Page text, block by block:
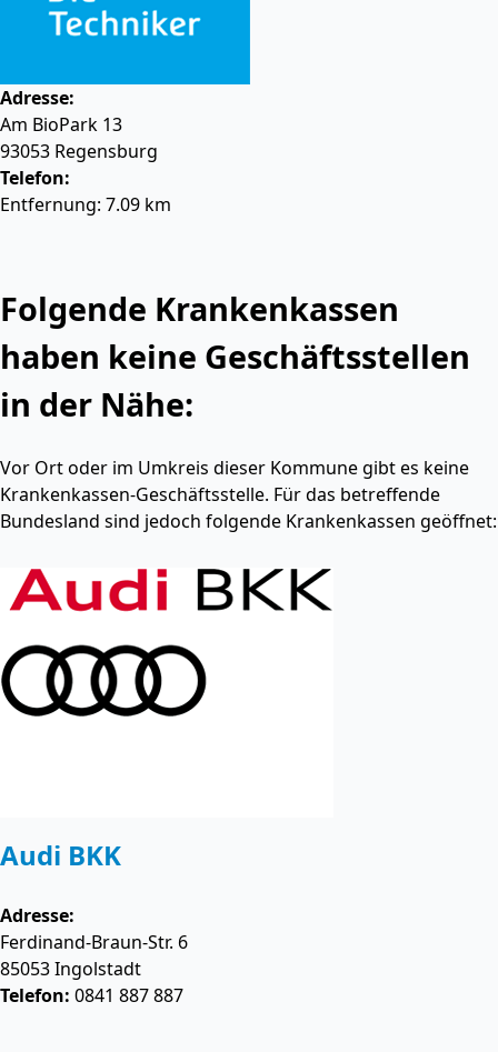
Adresse:
Am BioPark 13
93053 Regensburg
Telefon:
Entfernung: 7.09 km
Folgende Krankenkassen
haben keine Geschäftsstellen
in der Nähe:
Vor Ort oder im Umkreis dieser Kommune gibt es keine
Krankenkassen-Geschäftsstelle. Für das betreffende
Bundesland sind jedoch folgende Krankenkassen geöffnet:
Audi BKK
Adresse:
Ferdinand-Braun-Str. 6
85053Ingolstadt
Telefon: 0841 887 887